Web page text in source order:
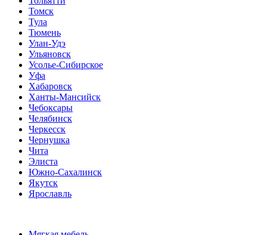
Томск
Тула
Тюмень
Улан-Удэ
Ульяновск
Усолье-Сибирское
Уфа
Хабаровск
Ханты-Мансийск
Чебоксары
Челябинск
Черкесск
Чернушка
Чита
Элиста
Южно-Сахалинск
Якутск
Ярославль